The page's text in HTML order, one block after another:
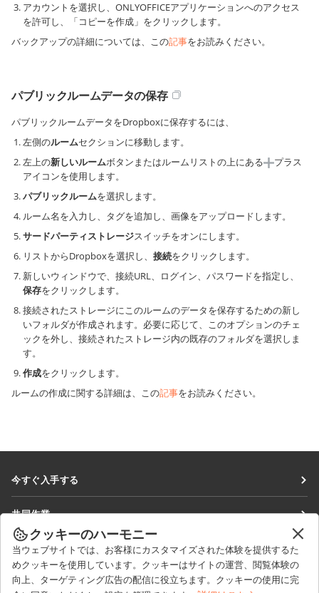
アカウントを選択し、ONLYOFFICEアプリケーションへのアクセス
を許可し、「コピーを作成」をクリックします。
バックアップの詳細については、この記事をお読みください。
パブリックルームデータの保存
パブリックルームデータをDropboxに保存するには、
左側のルームセクションに移動します。
左上の新しいルームボタンまたはルームリストの上にある
プラス
アイコンを使用します。
パブリックルームを選択します。
ルーム名を入力し、タグを追加し、画像をアップロードします。
サードパーティストレージスイッチをオンにします。
リストからDropboxを選択し、 接続をクリックします。
新しいウィンドウで、接続URL、ログイン、パスワードを指定し、
保存をクリックします。
接続されたストレージにこのルームのデータを保存するための新し
いフォルダが作成されます。必要に応じて、このオプションのチェ
ックを外し、接続されたストレージ内の既存のフォルダを選択しま
す。
作成をクリックします。
ルームの作成に関する詳細は、この記事をお読みください。
今すぐ入手する
DocSpace
Workspace
コネクター
共同作業
貢献者向け
翻訳者向け
インフルエンサー向け
ニュースを見る
ブログ
ヘルプを得る
クッキーのハーモニー
当ウェブサイトでは、お客様にカスタマイズされた体験を提供するた
めクッキーを使用しています。クッキーはサイトの運営、閲覧体験の
向上、ターゲティング広告の配信に役立ちます。クッキーの使用に完